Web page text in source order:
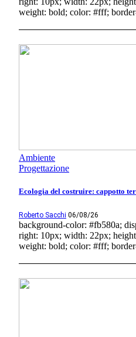
weight: bold; color: #fff;
Ambiente
Progettazione
Ecologia del costruire: cappotto
Roberto Sacchi 06/08/26
background-color: #fb580a;
right: 10px; width: 22px;
weight: bold; color: #fff;